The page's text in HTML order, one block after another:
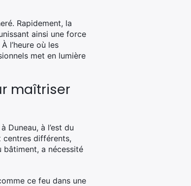
Rapidement, la
ainsi une force
l’heure où les
met en lumière
maîtriser
Duneau, à l’est du
centres différents,
bâtiment, a nécessité
ce feu dans une